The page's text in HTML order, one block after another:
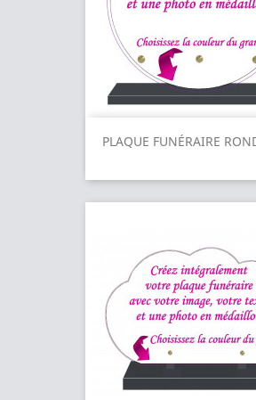
PLAQUE FUNÉRAIRE